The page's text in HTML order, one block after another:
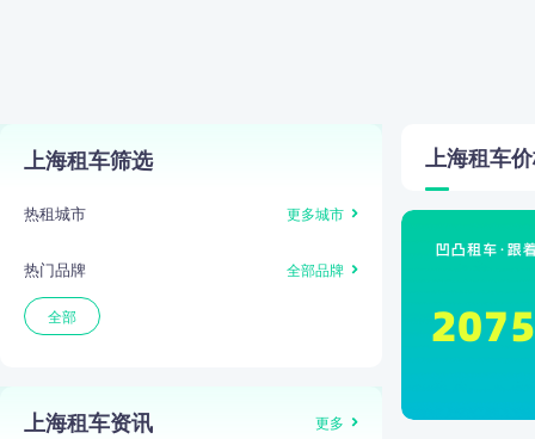
上海租车筛选
热租城市 更多城市
热门品牌 全部品牌
全部
上海租车资讯 更多
上海租车